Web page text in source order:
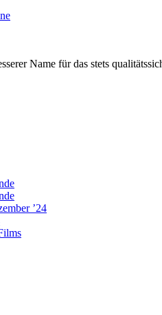
Name für das stets
’24